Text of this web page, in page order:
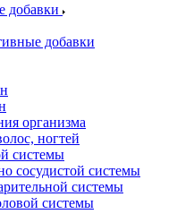
добавки
добавки
организма
ногтей
системы
сосудистой системы
системы
системы